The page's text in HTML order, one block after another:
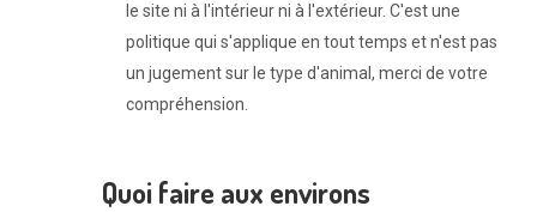
le site ni à l'intérieur ni à l'extérieur. C'est une
politique qui s'applique en tout temps et n'est pas
un jugement sur le type d'animal, merci de votre
compréhension.
Quoi faire aux environs